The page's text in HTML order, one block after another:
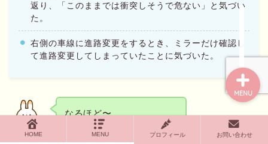
返り、「このままでは衝突しそうで危ない」と気づい
た。
右側の車線に進路変更をするとき、ミラーだけ確認し
て進路変更してしまっていたことに気づいた。
ミミ
なるほど〜。
いろいろ気がつくんだね。
HOME MENU プロフィール お問い合わせ
MENU